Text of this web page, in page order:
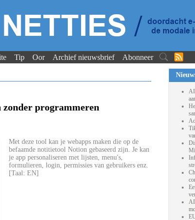
Tip Oor Archief nieuwsbrief Abonneer
zonder programmeren
Met deze tool kan je webapps maken die op de
befaamde notitietool Notion gebaseerd zijn. Je kan
je app personaliseren met lijsten, menu's,
formulieren, login, permissies van gebruikers enz.
[Taal: EN]
AI